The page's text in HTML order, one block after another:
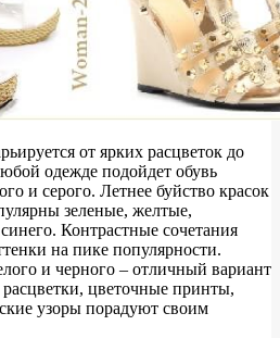
от ярких расцветок до
одежде подойдет обувь
и серого. Летнее буйство красок
зеленые, желтые,
Контрастные сочетания
на пике популярности.
и черного – отличный вариант
цветочные принты,
узоры порадуют своим